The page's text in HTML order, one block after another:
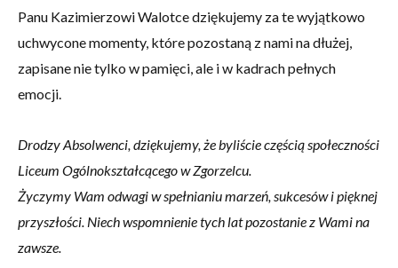
Panu Kazimierzowi Walotce dziękujemy za te wyjątkowo
uchwycone momenty, które pozostaną z nami na dłużej,
zapisane nie tylko w pamięci, ale i w kadrach pełnych
emocji.
Drodzy Absolwenci, dziękujemy, że byliście częścią społeczności
Liceum Ogólnokształcącego w Zgorzelcu.
Życzymy Wam odwagi w spełnianiu marzeń, sukcesów i pięknej
przyszłości. Niech wspomnienie tych lat pozostanie z Wami na
zawsze.